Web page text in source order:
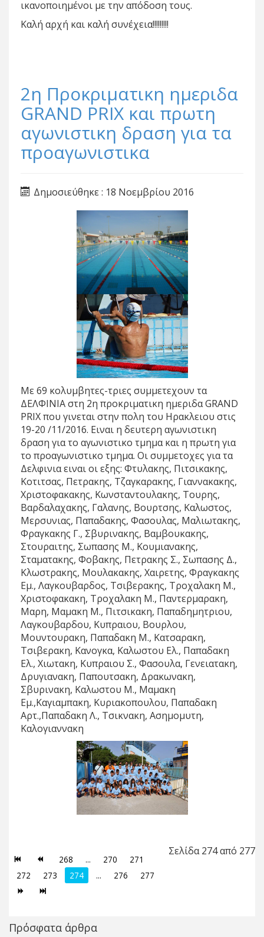
ικανοποιημένοι με την απόδοση τους.
Καλή αρχή και καλή συνέχεια!!!!!!!!!
2η Προκριματικη ημεριδα
GRAND PRIX και πρωτη
αγωνιστικη δραση για τα
προαγωνιστικα
Δημοσιεύθηκε : 18 Νοεμβρίου 2016
Με 69 κολυμβητες-τριες συμμετεχουν τα
ΔΕΛΦΙΝΙΑ στη 2η προκριματικη ημεριδα GRAND
PRIX που γινεται στην πολη του Ηρακλειου στις
19-20 /11/2016. Ειναι η δευτερη αγωνιστικη
δραση για το αγωνιστικο τμημα και η πρωτη για
το προαγωνιστικο τμημα. Οι συμμετοχες για τα
Δελφινια ειναι οι εξης: Φτυλακης, Πιτσικακης,
Κοτιτσας, Πετρακης, Τζαγκαρακης, Γιαννακακης,
Χριστοφακακης, Κωνσταντουλακης, Τουρης,
Βαρδαλαχακης, Γαλανης, Βουρτσης, Καλωστος,
Μερσυνιας, Παπαδακης, Φασουλας, Μαλιωτακης,
Φραγκακης Γ., Σβυρινακης, Βαμβουκακης,
Στουραιτης, Σωπασης Μ., Κουμιανακης,
Σταματακης, Φοβακης, Πετρακης Σ., Σωπασης Δ.,
Κλωστρακης, Μουλακακης, Χαιρετης, Φραγκακης
Εμ., Λαγκουβαρδος, Τσιβερακης, Τροχαλακη Μ.,
Χριστοφακακη, Τροχαλακη Μ., Παντερμαρακη,
Μαρη, Μαμακη Μ., Πιτσικακη, Παπαδημητριου,
Λαγκουβαρδου, Κυπραιου, Βουρλου,
Μουντουρακη, Παπαδακη Μ., Κατσαρακη,
Τσιβερακη, Κανογκα, Καλωστου Ελ., Παπαδακη
Ελ., Χιωτακη, Κυπραιου Σ., Φασουλα, Γενειατακη,
Δρυγιανακη, Παπουτσακη, Δρακωνακη,
Σβυρινακη, Καλωστου Μ., Μαμακη
Εμ.,Καγιαμπακη, Κυριακοπουλου, Παπαδακη
Αρτ.,Παπαδακη Λ., Τσικνακη, Ασημομυτη,
Καλογιαννακη
Σελίδα 274 από 277
268 ... 270
271
272
273 274 ... 276 277
Πρόσφατα άρθρα